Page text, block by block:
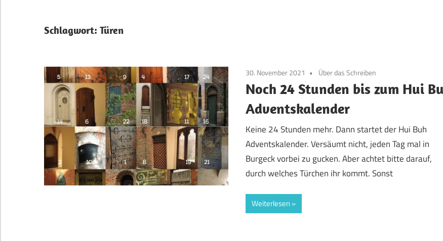
Schlagwort: Türen
30. November 2021 Über das Schreiben
Noch 24 Stunden bis zum Hui
Adventskalender
Keine 24 Stunden mehr. Dann startet der Hui Buh
Adventskalender. Versäumt nicht, jeden Tag mal in
Burgeck vorbei zu gucken. Aber achtet bitte darauf,
durch welches Türchen ihr kommt. Sonst
Weiterlesen